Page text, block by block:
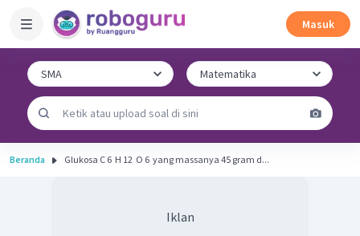
Masuk
Beranda Glukosa C 6 ​ H 12 ​ O 6 ​ yang massanya 45 gram d...
Iklan